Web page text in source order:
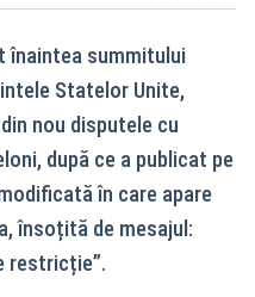
înaintea summitului
Statelor Unite,
nou disputele cu
după ce a publicat pe
în care apare
însoțită de mesajul:
restricție”.